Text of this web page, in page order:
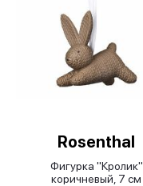
Rosenthal
Фигурка "Кролик"
коричневый, 7 см